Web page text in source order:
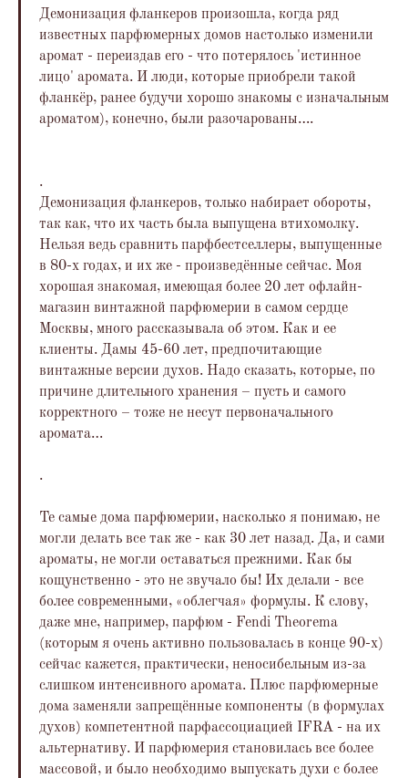
Демонизация фланкеров произошла, когда ряд
известных парфюмерных домов настолько изменили
аромат - переиздав его - что потерялось 'истинное
лицо' аромата. И люди, которые приобрели такой
фланкёр, ранее будучи хорошо знакомы с изначальным
ароматом), конечно, были разочарованы….
.
Демонизация фланкеров, только набирает обороты,
так как, что их часть была выпущена втихомолку.
Нельзя ведь сравнить парфбестселлеры, выпущенные
в 80-х годах, и их же - произведённые сейчас. Моя
хорошая знакомая, имеющая более 20 лет офлайн-
магазин винтажной парфюмерии в самом сердце
Москвы, много рассказывала об этом. Как и ее
клиенты. Дамы 45-60 лет, предпочитающие
винтажные версии духов. Надо сказать, которые, по
причине длительного хранения – пусть и самого
корректного – тоже не несут первоначального
аромата…
.
Те самые дома парфюмерии, насколько я понимаю, не
могли делать все так же - как 30 лет назад. Да, и сами
ароматы, не могли оставаться прежними. Как бы
кощунственно - это не звучало бы! Их делали - все
более современными, «облегчая» формулы. К слову,
даже мне, например, парфюм - Fendi Theorema
(которым я очень активно пользовалась в конце 90-х)
сейчас кажется, практически, неносибельным из-за
слишком интенсивного аромата. Плюс парфюмерные
дома заменяли запрещённые компоненты (в формулах
духов) компетентной парфассоциацией IFRA - на их
альтернативу. И парфюмерия становилась все более
массовой, и было необходимо выпускать духи с более